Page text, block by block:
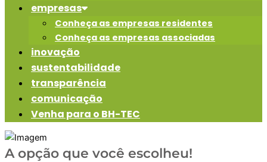
empresas
Conheça as empresas residentes
Conheça as empresas associadas
inovação
sustentabilidade
transparência
comunicação
Venha para o BH-TEC
A opção que você escolheu!